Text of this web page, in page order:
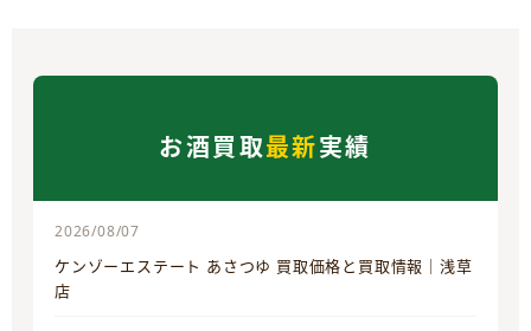
お酒買取最新実績
2026/08/07
ケンゾーエステート あさつゆ 買取価格と買取情報｜浅草
店